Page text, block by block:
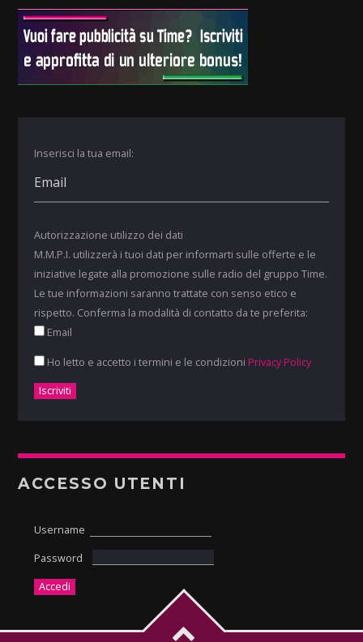
Inserisci la tua email:
Autorizzazione utilizzo dei dati
M.M.P.I. utilizzerà i tuoi dati per informarti sulle offerte e le
iniziative legate alla promozione sulle radio del gruppo Time.
Le tue informazioni saranno trattate con senso etico e
rispetto. Conferma la modalità di contatto da te preferita:
Email
Ho letto e accetto i termini e le condizioni Privacy Policy
ACCESSO UTENTI
Username
Password